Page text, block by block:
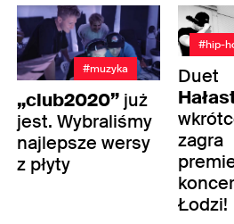
#muzyka
„club2020” już
jest. Wybraliśmy
najlepsze wersy
z płyty
#hip-
Duet
zagra
Łodzi!